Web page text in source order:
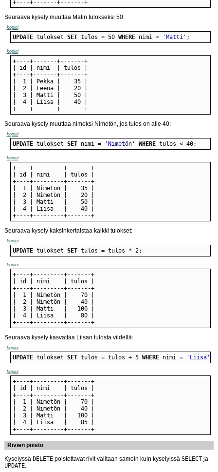
+----+-------+-------+
Seuraava kysely muuttaa Matin tulokseksi 50:
kopioi
UPDATE tulokset SET tulos = 50 WHERE nimi = 'Matti' ;
kopioi
+----+-------+-------+
Seuraava kysely muuttaa nimeksi Nimetön, jos tulos on alle 40:
kopioi
UPDATE tulokset SET nimi = 'Nimetön' WHERE tulos < 40;
kopioi
+----+---------+-------+
Seuraava kysely kaksinkertaistaa kaikki tulokset:
kopioi
UPDATE tulokset SET tulos = tulos * 2;
kopioi
+----+---------+-------+
Seuraava kysely kasvattaa Liisan tulosta viidellä:
kopioi
UPDATE tulokset SET tulos = tulos + 5 WHERE nimi = 'Liisa'
kopioi
+----+---------+-------+
Rivien poisto
Kyselyssä DELETE poistettavat rivit valitaan samoin kuin kyselyissä SELECT ja
UPDATE.